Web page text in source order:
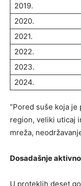
2019.
2020.
2021.
2022.
2023.
2024.
“Pored suše koja
region, veliki uticaj
mreža,
Dosadašnje
U proteklih deset